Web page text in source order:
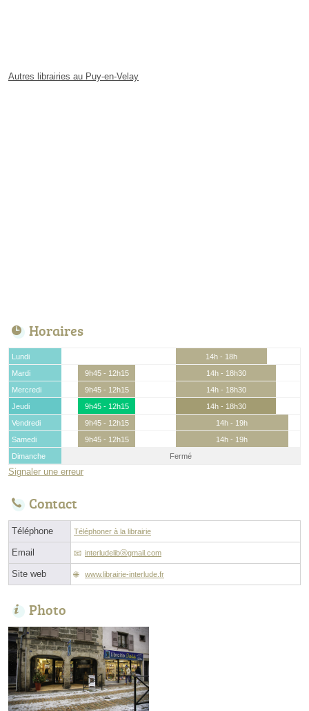
Autres librairies au Puy-en-Velay
Horaires
Lundi
14h - 18h
Mardi
9h45 - 12h15
14h - 18h30
Mercredi
9h45 - 12h15
14h - 18h30
Jeudi
9h45 - 12h15
14h - 18h30
Vendredi
9h45 - 12h15
14h - 19h
Samedi
9h45 - 12h15
14h - 19h
Dimanche
Fermé
Signaler une erreur
Contact
Téléphone Téléphoner à la librairie
Email interludelibⓐgmail.com
Site web www.librairie-interlude.fr
Photo